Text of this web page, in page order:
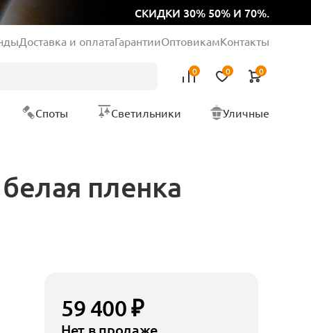
СКИДКИ 30% 50% И 70%.
Доставка и оплатаГарантииОптовикамКонтакты
0 0 0
Споты Светильники Уличные
пленка
59 400 ₽